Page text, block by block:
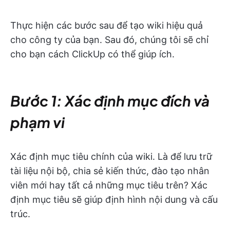
Thực hiện các bước sau để tạo wiki hiệu quả
cho công ty của bạn. Sau đó, chúng tôi sẽ chỉ
cho bạn cách ClickUp có thể giúp ích.
Bước 1: Xác định mục đích và
phạm vi
Xác định mục tiêu chính của wiki. Là để lưu trữ
tài liệu nội bộ, chia sẻ kiến thức, đào tạo nhân
viên mới hay tất cả những mục tiêu trên? Xác
định mục tiêu sẽ giúp định hình nội dung và cấu
trúc.